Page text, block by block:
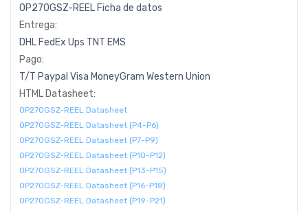
OP270GSZ-REEL Ficha de datos
Entrega:
DHL FedEx Ups TNT EMS
Pago:
T/T Paypal Visa MoneyGram Western Union
HTML Datasheet:
OP270GSZ-REEL Datasheet
OP270GSZ-REEL Datasheet (P4-P6)
OP270GSZ-REEL Datasheet (P7-P9)
OP270GSZ-REEL Datasheet (P10-P12)
OP270GSZ-REEL Datasheet (P13-P15)
OP270GSZ-REEL Datasheet (P16-P18)
OP270GSZ-REEL Datasheet (P19-P21)